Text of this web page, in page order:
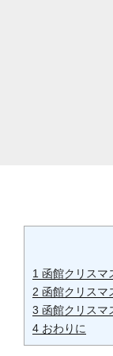
1 函館クリスマ
2 函館クリスマ
3 函館クリスマ
4 おわりに